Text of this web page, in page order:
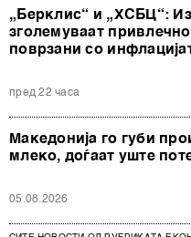
„Берклис“ и „ХСБЦ“:
зголемуваат
поврзани со
пред 22 часа
Македонија го губи
млеко, доѓаат уште
05.08.2026